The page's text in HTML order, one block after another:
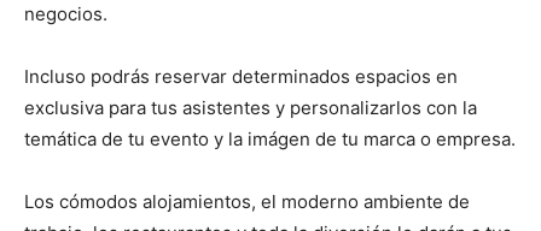
negocios.
Incluso podrás reservar determinados espacios en
exclusiva para tus asistentes y personalizarlos con la
temática de tu evento y la imágen de tu marca o empresa.
Los cómodos alojamientos, el moderno ambiente de